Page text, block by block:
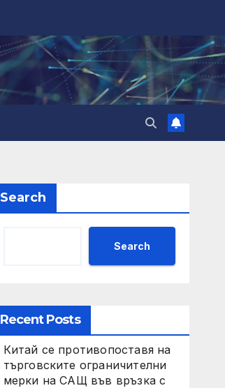
Search
Search
Recent Posts
Китай се противопоставя на
търговските ограничителни
мерки на САЩ във връзка с